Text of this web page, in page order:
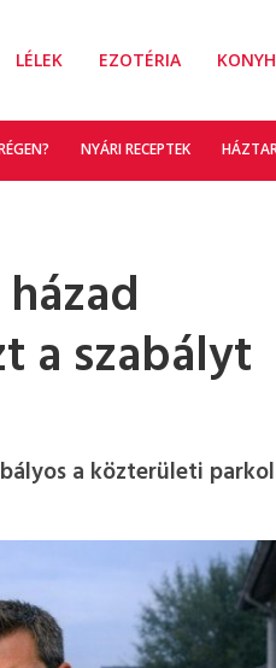
LÉLEK EZOTÉRIA
NYÁRI RECEPTEK
a szabályt
a közterületi